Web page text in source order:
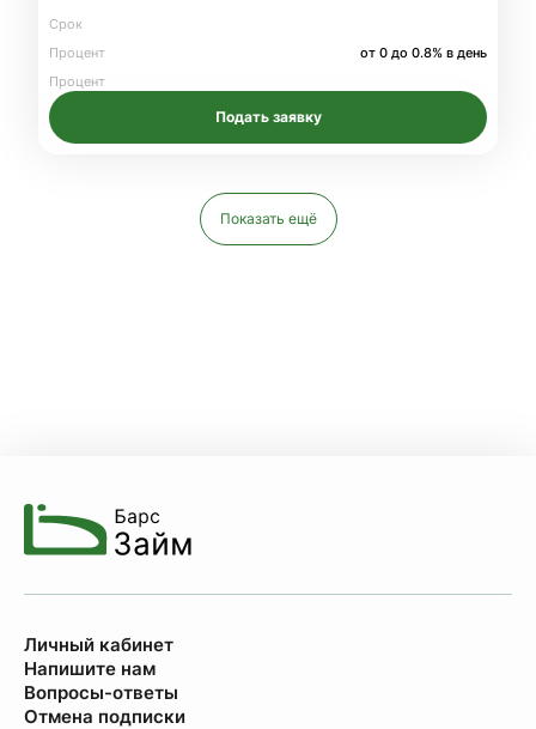
Срок
Процент
от 0 до 0.8% в день
Процент
Подать заявку
Показать ещё
Личный кабинет
Напишите нам
Вопросы-ответы
Отмена подписки